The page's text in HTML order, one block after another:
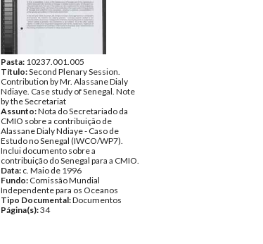
Pasta: 10237.001.005
Título:Second Plenary Session.
Contribution by Mr. Alassane Dialy
Ndiaye. Case study of Senegal. Note
by the Secretariat
Assunto:Nota do Secretariado da
CMIO sobre a contribuição de
Alassane Dialy Ndiaye - Caso de
Estudo no Senegal (IWCO/WP7).
Inclui documento sobre a
contribuição do Senegal para a CMIO.
Data: c. Maio de 1996
Fundo: Comissão Mundial
Independente para os Oceanos
Tipo Documental:Documentos
Página(s):34